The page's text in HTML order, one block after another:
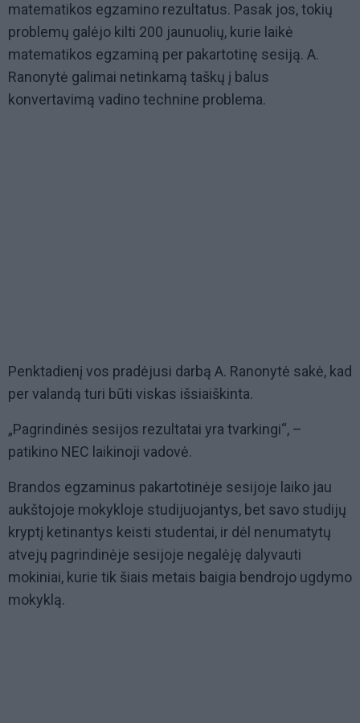
matematikos egzamino rezultatus. Pasak jos, tokių
problemų galėjo kilti 200 jaunuolių, kurie laikė
matematikos egzaminą per pakartotinę sesiją. A.
Ranonytė galimai netinkamą taškų į balus
konvertavimą vadino technine problema.
Penktadienį vos pradėjusi darbą A. Ranonytė sakė, kad
per valandą turi būti viskas išsiaiškinta.
„Pagrindinės sesijos rezultatai yra tvarkingi“, –
patikino NEC laikinoji vadovė.
Brandos egzaminus pakartotinėje sesijoje laiko jau
aukštojoje mokykloje studijuojantys, bet savo studijų
kryptį ketinantys keisti studentai, ir dėl nenumatytų
atvejų pagrindinėje sesijoje negalėję dalyvauti
mokiniai, kurie tik šiais metais baigia bendrojo ugdymo
mokyklą.